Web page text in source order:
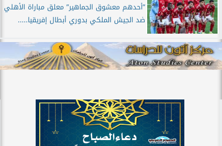
”أحدهم معشوق الجماهير” معلق مباراة الأهلي
ضد الجيش الملكي بدوري أبطال إفريقيا.....